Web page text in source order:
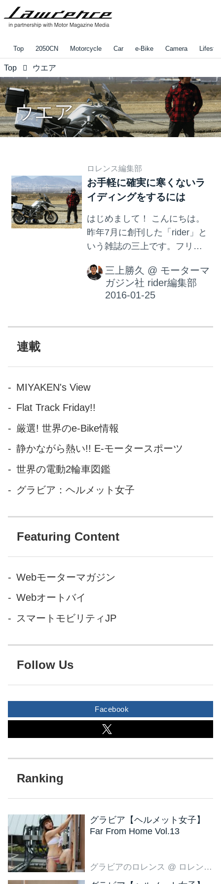
Top 2050CN Motorcycle Car e-Bike Camera
Top ウエア
ウエア
ロレンス編集部
お手軽に確実に寒くないラ
イディングをするには
はじめまして！ こんにちは。
昨年7月に創刊した「rider」と
いう雑誌の三上です。フリー
かモトナビやガルルなどもた
まに書かせて頂いているので
ご存じの方もいらっしゃるか
のロレンスでも書かせて頂く
な？ と思っていたところ、地
カワサキ250TR乗り）に「や
っぱり高いウエアは暖かいん
いんですけど……」と聞かれ
たので、防寒の基礎をちとお
ない方も多いようなので。 防
三上勝久 @ モーターマ
ガジン社 rider編集部
連載
MIYAKEN's View
Flat Track Friday!!
厳選! 世界のe-Bike情報
静かながら熱い!! E-モータースポーツ
世界の電動2輪車図鑑
グラビア：ヘルメット女子
Featuring Content
Webモーターマガジン
Webオートバイ
スマートモビリティJP
Follow Us
Facebook
グラビア【ヘルメット女子】
Far From Home Vol.13
グラビアのロレンス @ ロレンス編集部